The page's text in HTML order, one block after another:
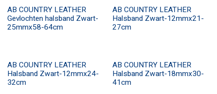
AB COUNTRY LEATHER
Gevlochten halsband Zwart-
25mmx58-64cm
AB COUNTRY LEATHER
Halsband Zwart-12mmx21-
27cm
AB COUNTRY LEATHER
Halsband Zwart-12mmx24-
32cm
AB COUNTRY LEATHER
Halsband Zwart-18mmx30-
41cm